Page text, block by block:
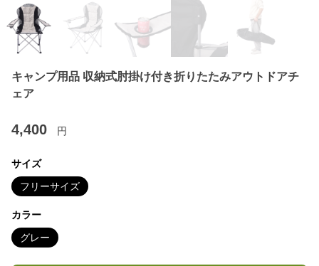
キャンプ用品 収納式肘掛け付き折りたたみアウトドアチ
ェア
4,400 円
サイズ
フリーサイズ
カラー
グレー